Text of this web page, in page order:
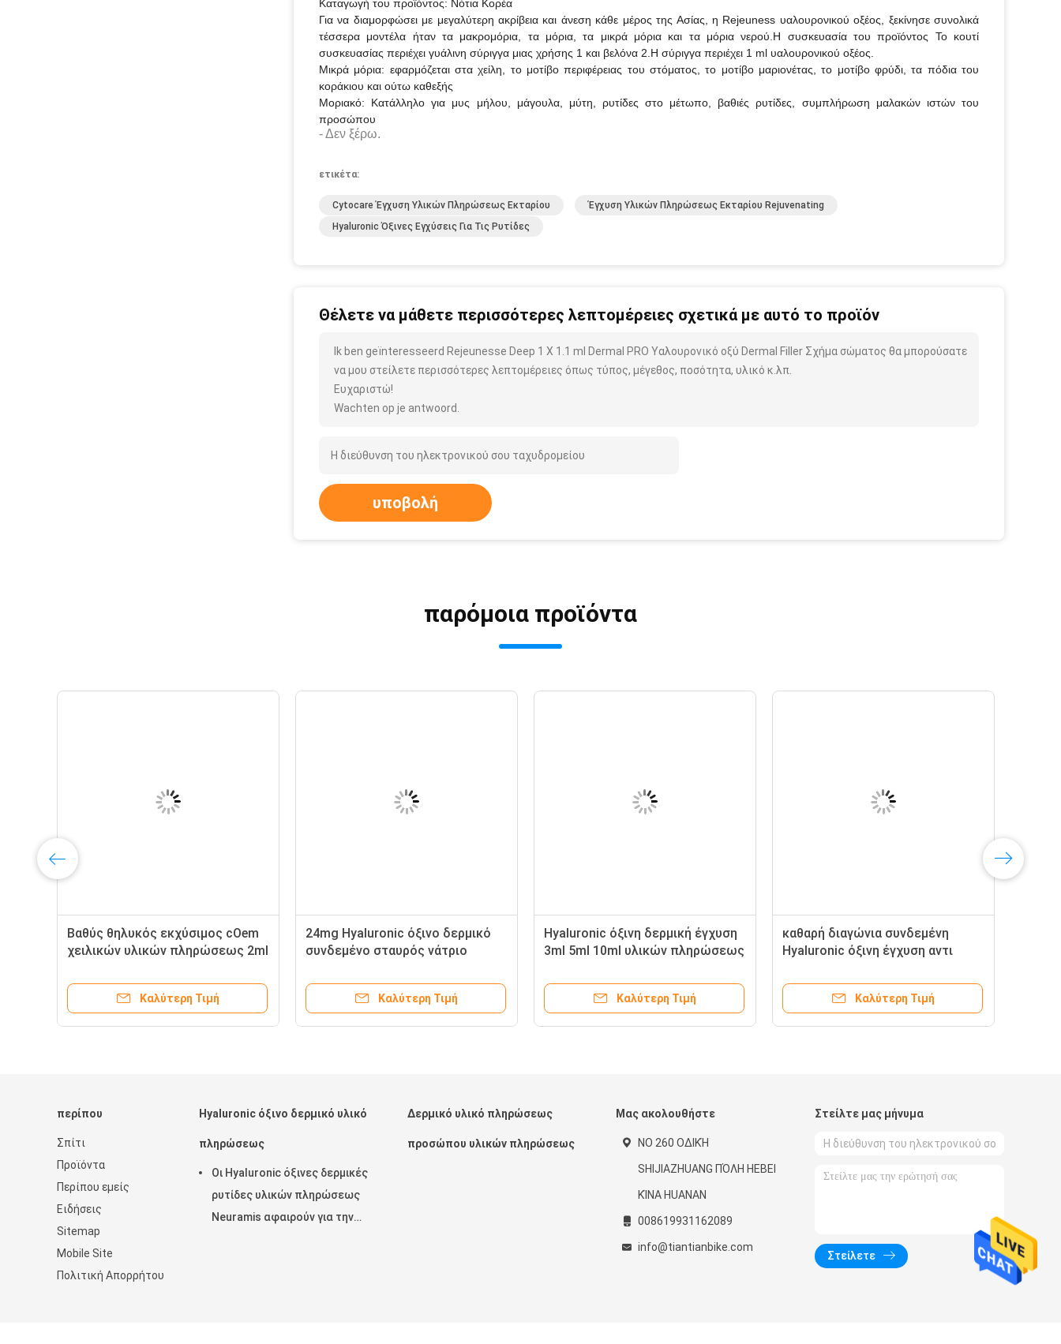
Καταγωγή του προϊόντος: Νότια Κορέα
Για να διαμορφώσει με μεγαλύτερη ακρίβεια και άνεση κάθε μέρος της Ασίας, η Rejeuness υαλουρονικού οξέος, ξεκίνησε συνολικά
τέσσερα μοντέλα ήταν τα μακρομόρια, τα μόρια, τα μικρά μόρια και τα μόρια νερού.Η συσκευασία του προϊόντος Το κουτί
συσκευασίας περιέχει γυάλινη σύριγγα μιας χρήσης 1 και βελόνα 2.Η σύριγγα περιέχει 1 ml υαλουρονικού οξέος.
Μικρά μόρια: εφαρμόζεται στα χείλη, το μοτίβο περιφέρειας του στόματος, το μοτίβο μαριονέτας, το μοτίβο φρύδι, τα πόδια του
κοράκιου και ούτω καθεξής
Μοριακό: Κατάλληλο για μυς μήλου, μάγουλα, μύτη, ρυτίδες στο μέτωπο, βαθιές ρυτίδες, συμπλήρωση μαλακών ιστών του
προσώπου
- Δεν ξέρω.
ετικέτα:
Cytocare Έγχυση Υλικών Πληρώσεως Εκταρίου
Έγχυση Υλικών Πληρώσεως Εκταρίου Rejuvenating
Hyaluronic Όξινες Εγχύσεις Για Τις Ρυτίδες
Θέλετε να μάθετε περισσότερες λεπτομέρειες σχετικά με αυτό το προϊόν
Ik ben geïnteresseerd Rejeunesse Deep 1 X 1.1 ml Dermal PRO Υαλουρονικό οξύ Dermal Filler Σχήμα σώματος θα μπορούσατε
να μου στείλετε περισσότερες λεπτομέρειες όπως τύπος, μέγεθος, ποσότητα, υλικό κ.λπ.
Ευχαριστώ!
Wachten op je antwoord.
υποβολή
παρόμοια προϊόντα
Βαθύς θηλυκός εκχύσιμος cOem
χειλικών υλικών πληρώσεως 2ml
Καλύτερη Τιμή
24mg Hyaluronic όξινο δερμικό
συνδεμένο σταυρός νάτριο
Καλύτερη Τιμή
Hyaluronic όξινη δερμική έγχυση
3ml 5ml 10ml υλικών πληρώσεως
Καλύτερη Τιμή
καθαρή διαγώνια συνδεμένη
Hyaluronic όξινη έγχυση αντι
Καλύτερη Τιμή
περίπου
Σπίτι
Προϊόντα
Περίπου εμείς
Ειδήσεις
Sitemap
Mobile Site
Πολιτική Απορρήτου
Hyaluronic όξινο δερμικό υλικό
πληρώσεως
Οι Hyaluronic όξινες δερμικές
ρυτίδες υλικών πληρώσεως
Neuramis αφαιρούν για την
Δερμικό υλικό πληρώσεως
προσώπου υλικών πληρώσεως
Μας ακολουθήστε
ΝΟ 260 ΟΔΙΚΉ
SHIJIAZHUANG ΠΌΛΗ HEBEI
ΚΊΝΑ HUANAN
008619931162089
info@tiantianbike.com
Στείλτε μας μήνυμα
Στείλετε